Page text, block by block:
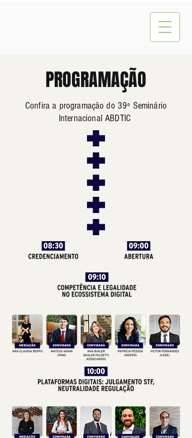
PROGRAMAÇÃO
Confira a programação do 39º Seminário
Internacional ABDTIC